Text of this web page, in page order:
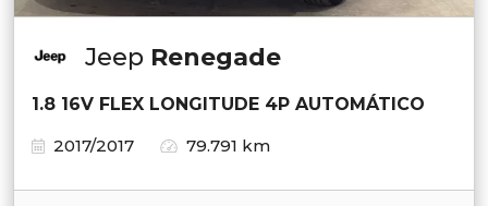
Jeep Renegade
1.8 16V FLEX LONGITUDE 4P AUTOMÁTICO
2017/2017
79.791 km